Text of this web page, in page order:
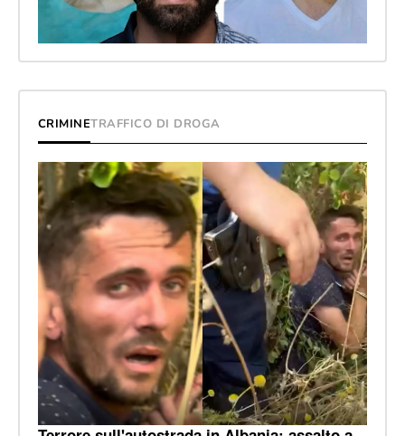
CRIMINETRAFFICO DI DROGA